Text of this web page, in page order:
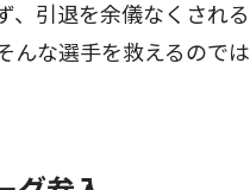
、引退を余儀なくされ
んな選手を救えるので